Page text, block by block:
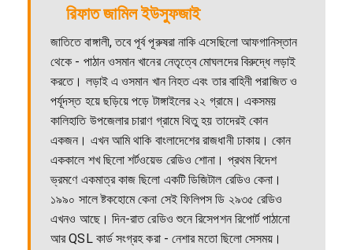
রিফাত জামিল ইউসুফজাই
জাতিতে বাঙ্গালী, তবে পূর্ব পূরুষরা নাকি এসেছিলো আফগানিস্তান
থেকে - পাঠান ওসমান খানের নেতৃত্বে মোঘলদের বিরুদ্ধে লড়াই
করতে। লড়াই এ ওসমান খান নিহত এবং তার বাহিনী পরাজিত ও
পর্যূদস্ত হয়ে ছড়িয়ে পড়ে টাঙ্গাইলের ২২ গ্রামে। একসময়
কালিহাতি উপজেলার চারাণ গ্রামে থিতু হয় তাদেরই কোন
একজন। এখন আমি থাকি বাংলাদেশের রাজধানী ঢাকায়। কোন
এককালে শখ ছিলো শর্টওয়েভ রেডিও শোনা। প্রথম বিদেশ
ভ্রমণে একমাত্র কাজ ছিলো একটি ডিজিটাল রেডিও কেনা।
১৯৯০ সালে ষ্টকহোমে কেনা সেই ফিলিপস ডি ২৯৩৫ রেডিও
এখনও আছে। দিন-রাত রেডিও শুনে রিসেপশন রিপোর্ট পাঠানো
আর QSL কার্ড সংগ্রহ করা - নেশার মতো ছিলো সেসময়।